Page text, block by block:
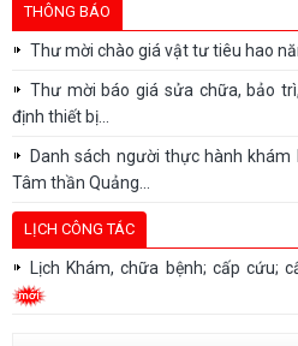
THÔNG BÁO
Thư mời chào giá vật tư tiêu hao
Thư mời báo giá sửa chữa, bảo
định thiết bị...
Danh sách người thực hành khám
Tâm thần Quảng...
Thư mời báo giá cung cấp trang
Thư mời báo giá In hồ sơ bệnh án,
LỊCH CÔNG TÁC
Lịch Khám, chữa bệnh; cấp cứu;